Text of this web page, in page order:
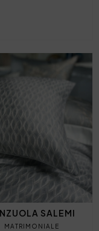
SALEMI
MATRIMONIALE